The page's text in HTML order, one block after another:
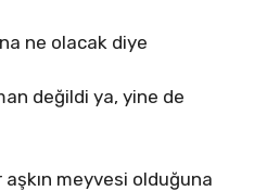
ne olacak diye
değildi ya, yine de
aşkın meyvesi olduğuna